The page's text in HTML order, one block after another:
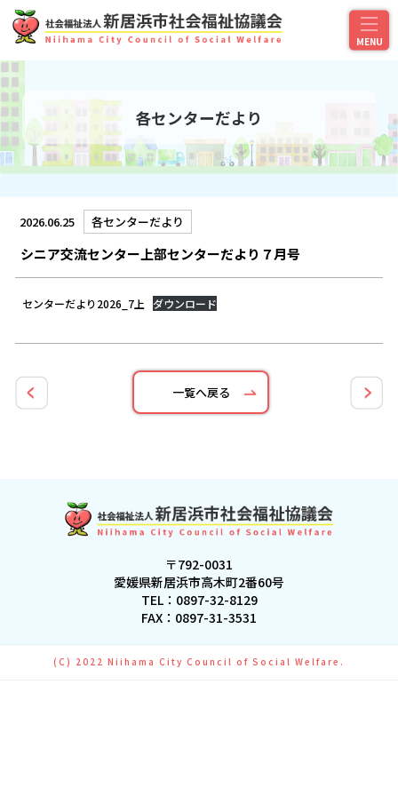
各センターだより
2026.06.25 各センターだより
シニア交流センター上部センターだより７月号
センターだより2026_7上 ダウンロード
一覧へ戻る
〒792-0031
愛媛県新居浜市高木町2番60号
TEL： 0897-32-8129
FAX：0897-31-3531
(C) 2022 Niihama City Council of Social Welfare.